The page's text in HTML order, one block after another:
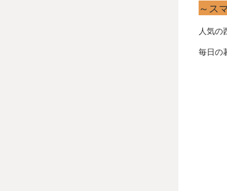
～ス
人気の
毎日の